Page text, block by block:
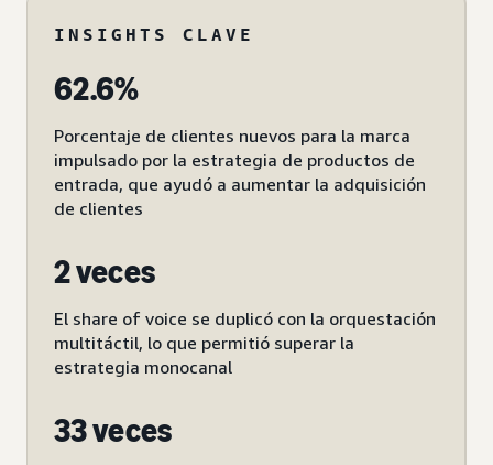
INSIGHTS CLAVE
62.6%
Porcentaje de clientes nuevos para la marca
impulsado por la estrategia de productos de
entrada, que ayudó a aumentar la adquisición
de clientes
2 veces
El share of voice se duplicó con la orquestación
multitáctil, lo que permitió superar la
estrategia monocanal
33 veces